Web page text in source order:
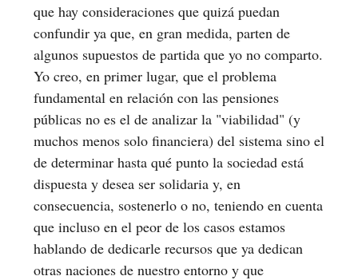
que hay consideraciones que quizá puedan
confundir ya que, en gran medida, parten de
algunos supuestos de partida que yo no comparto.
Yo creo, en primer lugar, que el problema
fundamental en relación con las pensiones
públicas no es el de analizar la "viabilidad" (y
muchos menos solo financiera) del sistema sino el
de determinar hasta qué punto la sociedad está
dispuesta y desea ser solidaria y, en
consecuencia, sostenerlo o no, teniendo en cuenta
que incluso en el peor de los casos estamos
hablando de dedicarle recursos que ya dedican
otras naciones de nuestro entorno y que